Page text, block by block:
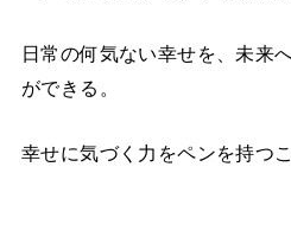
日常の何気ない幸せを、未来
ができる。
幸せに気づく力をペンを持つ